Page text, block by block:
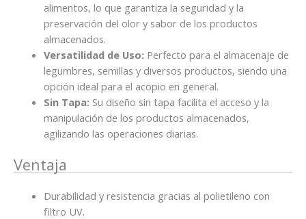
alimentos, lo que garantiza la seguridad y la
preservación del olor y sabor de los productos
almacenados.
Versatilidad de Uso: Perfecto para el almacenaje de
legumbres, semillas y diversos productos, siendo una
opción ideal para el acopio en general.
Sin Tapa: Su diseño sin tapa facilita el acceso y la
manipulación de los productos almacenados,
agilizando las operaciones diarias.
Ventaja
Durabilidad y resistencia gracias al polietileno con
filtro UV.